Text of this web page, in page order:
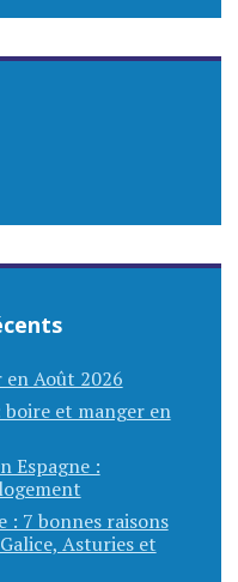
en Août 2026
et manger en
Espagne :
: 7 bonnes raisons
Asturies et